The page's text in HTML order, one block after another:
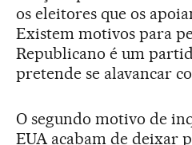
os eleitores que os
Existem motivos para
Republicano é um
pretende se alavancar
O segundo motivo de
EUA acabam de deixar